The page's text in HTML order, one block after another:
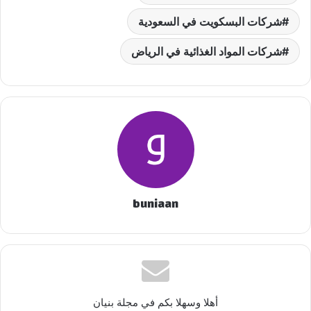
شركات البسكويت في السعودية
شركات المواد الغذائية في الرياض
buniaan
أهلا وسهلا بكم في مجلة بنيان